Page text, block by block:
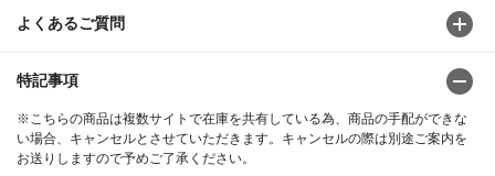
よくあるご質問
特記事項
※こちらの商品は複数サイトで在庫を共有している為、商品の手配ができな
い場合、キャンセルとさせていただきます。キャンセルの際は別途ご案内を
お送りしますので予めご了承ください。